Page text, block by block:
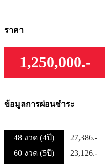
ราคา
1,250,000.-
ข้อมูลการผ่อนชำระ
48 งวด (4ปี)
27,386.-
60 งวด (5ปี)
23,126.-